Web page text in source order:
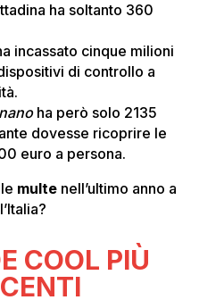
ha soltanto 360
incassato cinque milioni
di controllo a
ha però solo 2135
dovesse ricoprire le
euro a persona.
multenell’ultimo anno a
COOL PIÙ